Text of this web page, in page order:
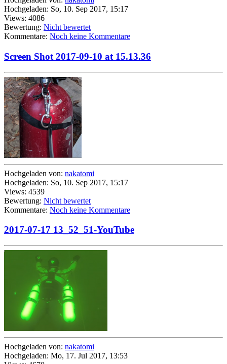
Hochgeladen: So, 10. Sep 2017, 15:17
Views: 4086
Bewertung: Nicht bewertet
Kommentare: Noch keine Kommentare
Screen Shot 2017-09-10 at 15.13.36
Hochgeladen von: nakatomi
Hochgeladen: So, 10. Sep 2017, 15:17
Views: 4539
Bewertung: Nicht bewertet
Kommentare: Noch keine Kommentare
2017-07-17 13_52_51-YouTube
Hochgeladen von: nakatomi
Hochgeladen: Mo, 17. Jul 2017, 13:53